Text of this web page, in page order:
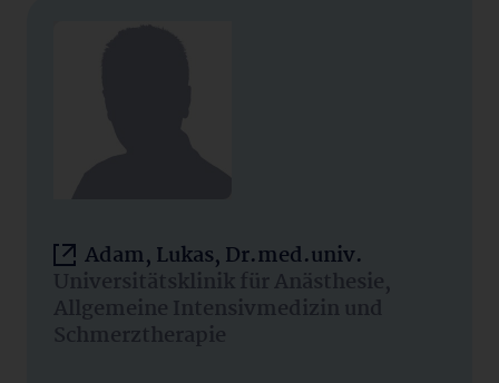
Adam, Lukas, Dr.med.univ.
Universitätsklinik für Anästhesie,
Allgemeine Intensivmedizin und
Schmerztherapie